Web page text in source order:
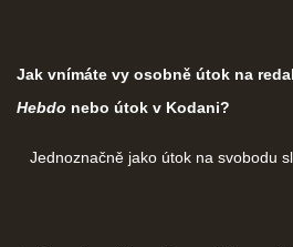
Jak vnímáte vy osobně útok na
Hebdo nebo útok v Kodani?
Jednoznačně jako útok na svobodu